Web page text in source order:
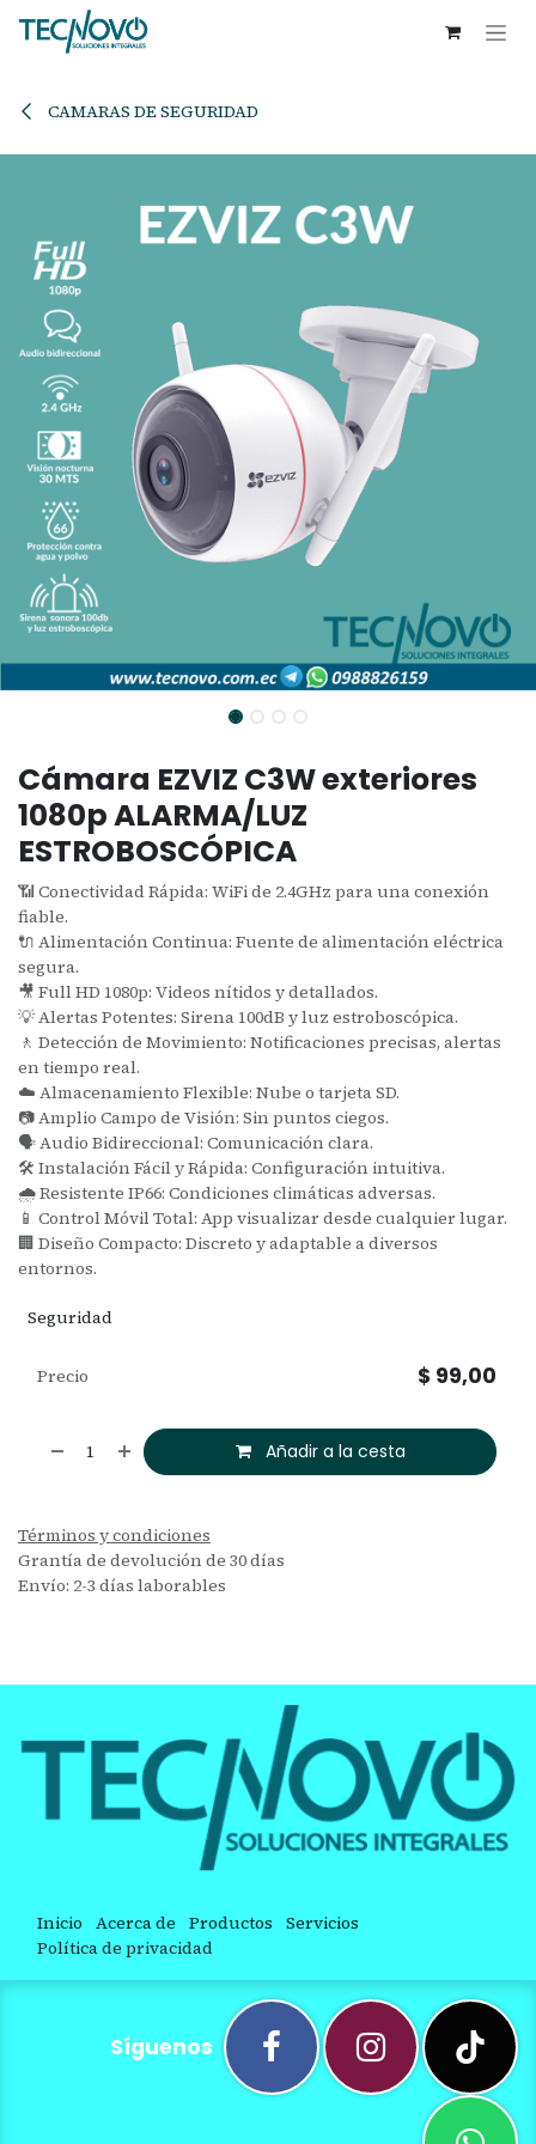
Ir al contenido
CAMARAS DE SEGURIDAD
Cámara EZVIZ C3W exteriores
1080p ALARMA/LUZ
ESTROBOSCÓPICA
📶 Conectividad Rápida: WiFi de 2.4GHz para una conexión
fiable.
🔌 Alimentación Continua: Fuente de alimentación eléctrica
segura.
🎥 Full HD 1080p: Videos nítidos y detallados.
💡 Alertas Potentes: Sirena 100dB y luz estroboscópica.
🚶 Detección de Movimiento: Notificaciones precisas, alertas
en tiempo real.
☁️ Almacenamiento Flexible: Nube o tarjeta SD.
📷 Amplio Campo de Visión: Sin puntos ciegos.
🗣️ Audio Bidireccional: Comunicación clara.
🛠️ Instalación Fácil y Rápida: Configuración intuitiva.
🌧️ Resistente IP66: Condiciones climáticas adversas.
📱 Control Móvil Total: App visualizar desde cualquier lugar.
🏢 Diseño Compacto: Discreto y adaptable a diversos
entornos.
Seguridad
Añadir a la cesta
Precio $ 99,00
Términos y condiciones
Grantía de devolución de 30 días
Envío: 2-3 días laborables
Inicio Acerca de Productos Servicios
Política de privacidad
Síguenos